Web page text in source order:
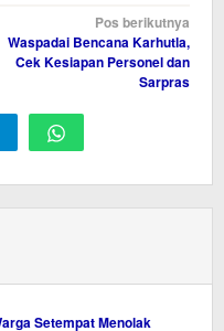
Pos berikutnya
Waspadai Bencana Karhutla,
Cek Kesiapan Personel dan
Sarpras
Setempat Menolak